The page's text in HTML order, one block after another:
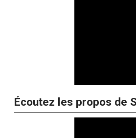
Écoutez les propos de